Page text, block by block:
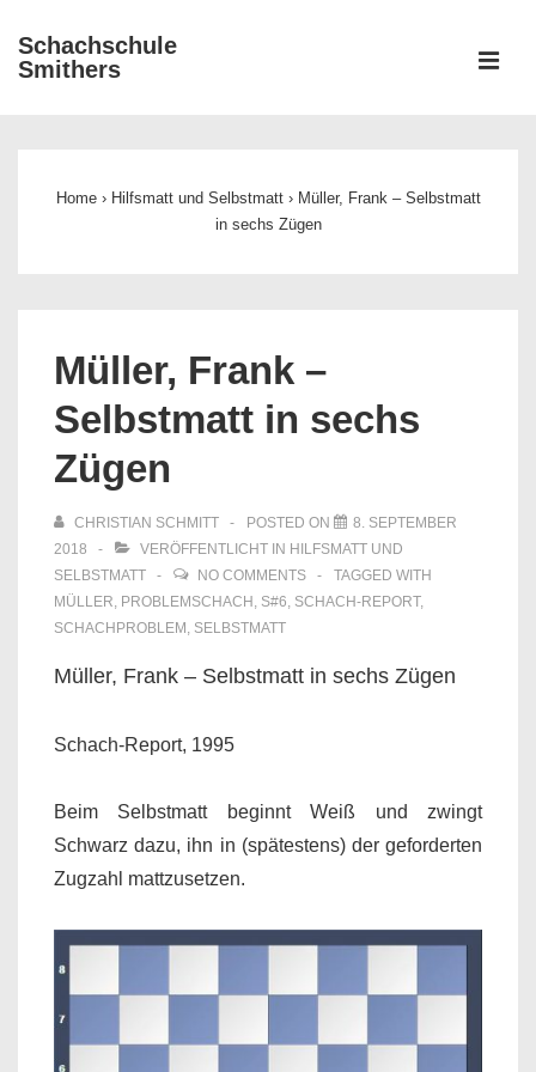
Zum
Inhalt
Schachschule
Smithers
Home › Hilfsmatt und Selbstmatt › Müller, Frank – Selbstmatt
in sechs Zügen
Müller, Frank –
Selbstmatt in sechs
Zügen
CHRISTIAN SCHMITT POSTED ON
8. SEPTEMBER
2018
VERÖFFENTLICHT IN HILFSMATT UND
SELBSTMATT
NO COMMENTS
TAGGED WITH
MÜLLER, PROBLEMSCHACH , S#6, SCHACH-REPORT,
SCHACHPROBLEM , SELBSTMATT
Müller, Frank – Selbstmatt in sechs Zügen
Schach-Report, 1995
Beim Selbstmatt beginnt Weiß und zwingt
Schwarz dazu, ihn in (spätestens) der geforderten
Zugzahl mattzusetzen.